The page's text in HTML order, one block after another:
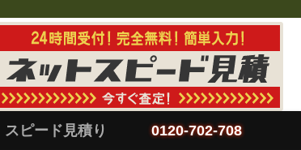
スピード見積り 0120-702-708